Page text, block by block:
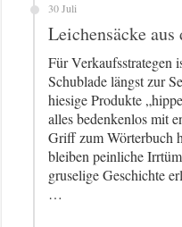
30 Juli
Leichensäcke
Für Verkaufsstrategen
Schublade längst zur
hiesige Produkte
alles bedenkenlos mit
Griff zum Wörterbuch
bleiben peinliche
gruselige Geschichte
…